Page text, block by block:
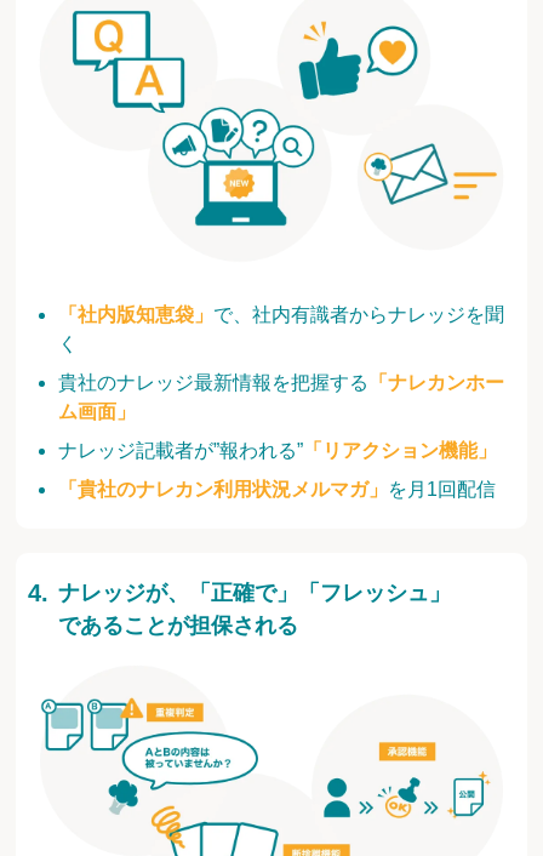
「社内版知恵袋」 で、社内有識者からナレッジを聞
く
貴社のナレッジ最新情報を把握する
「ナレカンホー
ム画面」
ナレッジ記載者が”報われる” 「リアクション機能」
「貴社のナレカン利用状況メルマガ」 を月1回配信
ナレッジが、「正確で」「フレッシュ」
であることが担保される